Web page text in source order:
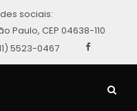
Paulo, CEP 04638-110
5523-0467
sociais: